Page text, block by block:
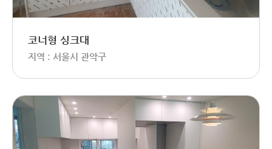
코너형 싱크대
지역 : 서울시 관악구